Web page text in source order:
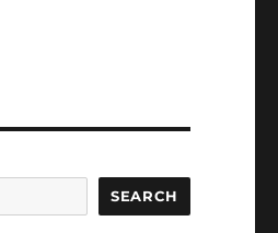
SEARCH